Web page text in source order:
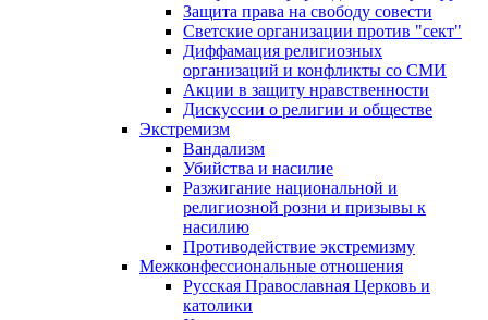
Защита права на свободу совести
Светские организации против "сект"
Диффамация религиозных
организаций и конфликты со СМИ
Акции в защиту нравственности
Дискуссии о религии и обществе
Экстремизм
Вандализм
Убийства и насилие
Разжигание национальной и
религиозной розни и призывы к
насилию
Противодействие экстремизму
Межконфессиональные отношения
Русская Православная Церковь и
католики